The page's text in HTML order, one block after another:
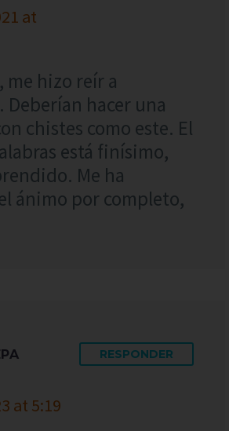
at
me hizo reír a
Deberían hacer una
chistes como este. El
está finísimo,
Me ha
ánimo por completo,
at 5:19
RESPONDER